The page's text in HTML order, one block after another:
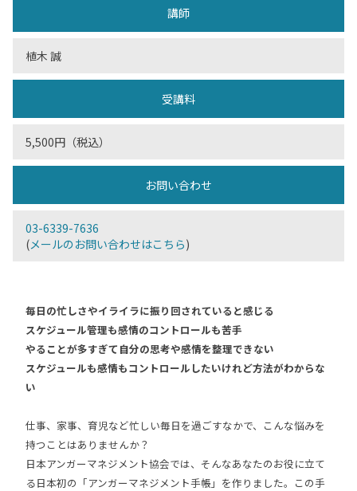
講師
植木 誠
受講料
5,500円（税込）
お問い合わせ
03-6339-7636
(メールのお問い合わせはこちら)
毎日の忙しさやイライラに振り回されていると感じる
スケジュール管理も感情のコントロールも苦手
やることが多すぎて自分の思考や感情を整理できない
スケジュールも感情もコントロールしたいけれど方法がわからな
い
仕事、家事、育児など忙しい毎日を過ごすなかで、こんな悩みを
持つことはありませんか？
日本アンガーマネジメント協会では、そんなあなたのお役に立て
る日本初の「アンガーマネジメント手帳」を作りました。この手